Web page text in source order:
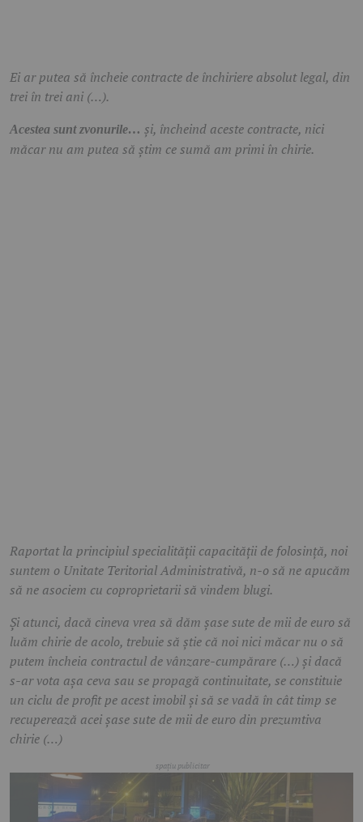
Ei ar putea să încheie contracte de închiriere absolut legal, din
trei în trei ani (…).
Acestea sunt zvonurile… și, încheind aceste contracte, nici
măcar nu am putea să știm ce sumă am primi în chirie.
Raportat la principiul specialității capacității de folosință, noi
suntem o Unitate Teritorial Administrativă, n-o să ne apucăm
să ne asociem cu coproprietarii să vindem blugi.
Și atunci, dacă cineva vrea să dăm șase sute de mii de euro să
luăm chirie de acolo, trebuie să știe că noi nici măcar nu o să
putem încheia contractul de vânzare-cumpărare (…) și dacă
s-ar vota așa ceva sau se propagă continuitate, se constituie
un ciclu de profit pe acest imobil și să se vadă în cât timp se
recuperează acei șase sute de mii de euro din prezumtiva
chirie (…)